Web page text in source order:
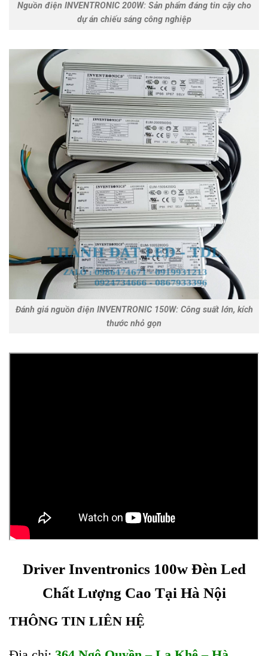
Nguồn điện INVENTRONIC 200W: Sản phẩm đáng tin cậy cho
dự án chiếu sáng công nghiệp
Đánh giá nguồn điện INVENTRONIC 150W: Công suất lớn, kích
thước nhỏ gọn
Driver Inventronics 100w Đèn Led
Chất Lượng Cao Tại Hà Nội
THÔNG TIN LIÊN HỆ